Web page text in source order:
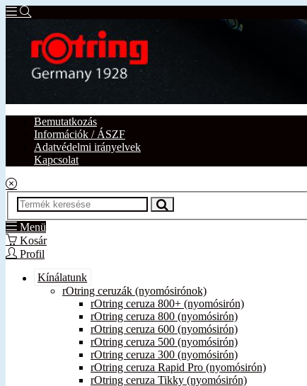
Bemutatkozás
Információk / ÁSZF
Adatvédelmi irányelvek
Kapcsolat
Menü
Kosár
Profil
Kínálatunk
rOtring ceruzák (nyomósirónok)
rOtring ceruza 800+ (nyomósirón)
rOtring ceruza 800 (nyomósirón)
rOtring ceruza 600 (nyomósirón)
rOtring ceruza 500 (nyomósirón)
rOtring ceruza 300 (nyomósirón)
rOtring ceruza Rapid Pro (nyomósirón)
rOtring ceruza Tikky (nyomósirón)